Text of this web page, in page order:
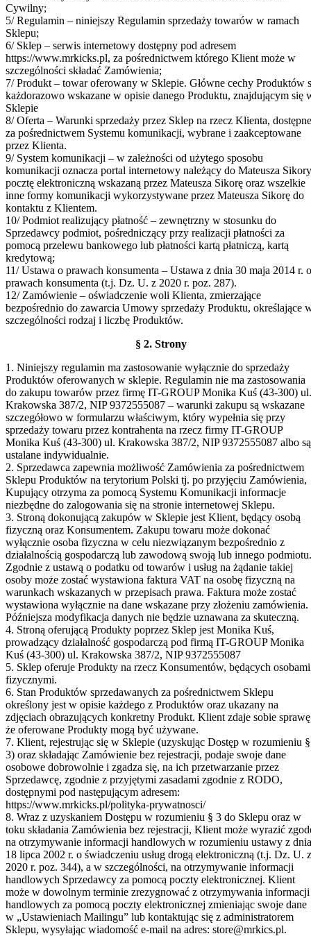
Cywilny;
5/ Regulamin – niniejszy Regulamin sprzedaży towarów w ramach
Sklepu;
6/ Sklep – serwis internetowy dostępny pod adresem
https://www.mrkicks.pl, za pośrednictwem którego Klient może w
szczególności składać Zamówienia;
7/ Produkt – towar oferowany w Sklepie. Główne cechy Produktów
każdorazowo wskazane w opisie danego Produktu, znajdującym się
Sklepie
8/ Oferta – Warunki sprzedaży przez Sklep na rzecz Klienta, dostępne
za pośrednictwem Systemu komunikacji, wybrane i zaakceptowane
przez Klienta.
9/ System komunikacji – w zależności od użytego sposobu
komunikacji oznacza portal internetowy należący do Mateusza
pocztę elektroniczną wskazaną przez Mateusza Sikorę oraz wszelkie
inne formy komunikacji wykorzystywane przez Mateusza Sikorę do
kontaktu z Klientem.
10/ Podmiot realizujący płatność – zewnętrzny w stosunku do
Sprzedawcy podmiot, pośredniczący przy realizacji płatności za
pomocą przelewu bankowego lub płatności kartą płatniczą, kartą
kredytową;
11/ Ustawa o prawach konsumenta – Ustawa z dnia 30 maja 2014 r. o
prawach konsumenta (t.j. Dz. U. z 2020 r. poz. 287).
12/ Zamówienie – oświadczenie woli Klienta, zmierzające
bezpośrednio do zawarcia Umowy sprzedaży Produktu, określające
szczególności rodzaj i liczbę Produktów.
§ 2. Strony
1. Niniejszy regulamin ma zastosowanie wyłącznie do sprzedaży
Produktów oferowanych w sklepie. Regulamin nie ma zastosowania
do zakupu towarów przez firmę IT-GROUP Monika Kuś (43-300) ul.
Krakowska 387/2, NIP 9372555087 – warunki zakupu są wskazane
szczegółowo w formularzu właściwym, który wypełnia się przy
sprzedaży towaru przez kontrahenta na rzecz firmy IT-GROUP
Monika Kuś (43-300) ul. Krakowska 387/2, NIP 9372555087 albo są
ustalane indywidualnie.
2. Sprzedawca zapewnia możliwość Zamówienia za pośrednictwem
Sklepu Produktów na terytorium Polski tj. po przyjęciu Zamówienia,
Kupujący otrzyma za pomocą Systemu Komunikacji informacje
niezbędne do zalogowania się na stronie internetowej Sklepu.
3. Stroną dokonującą zakupów w Sklepie jest Klient, będący osobą
fizyczną oraz Konsumentem. Zakupu towaru może dokonać
wyłącznie osoba fizyczna w celu niezwiązanym bezpośrednio z
działalnością gospodarczą lub zawodową swoją lub innego podmiotu.
Zgodnie z ustawą o podatku od towarów i usług na żądanie takiej
osoby może zostać wystawiona faktura VAT na osobę fizyczną na
warunkach wskazanych w przepisach prawa. Faktura może zostać
wystawiona wyłącznie na dane wskazane przy złożeniu zamówienia.
Późniejsza modyfikacja danych nie będzie uznawana za skuteczną.
4. Stroną oferującą Produkty poprzez Sklep jest Monika Kuś,
prowadzący działalność gospodarczą pod firmą IT-GROUP Monika
Kuś (43-300) ul. Krakowska 387/2, NIP 9372555087
5. Sklep oferuje Produkty na rzecz Konsumentów, będących osobami
fizycznymi.
6. Stan Produktów sprzedawanych za pośrednictwem Sklepu
określony jest w opisie każdego z Produktów oraz ukazany na
zdjęciach obrazujących konkretny Produkt. Klient zdaje sobie
że oferowane Produkty mogą być używane.
7. Klient, rejestrując się w Sklepie (uzyskując Dostęp w rozumieniu §
3) oraz składając Zamówienie bez rejestracji, podaje swoje dane
osobowe dobrowolnie i zgadza się, na ich przetwarzanie przez
Sprzedawcę, zgodnie z przyjętymi zasadami zgodnie z RODO,
dostępnymi pod następującym adresem:
https://www.mrkicks.pl/polityka-prywatnosci/
8. Wraz z uzyskaniem Dostępu w rozumieniu § 3 do Sklepu oraz w
toku składania Zamówienia bez rejestracji, Klient może wyrazić
na otrzymywanie informacji handlowych w rozumieniu ustawy z dnia
18 lipca 2002 r. o świadczeniu usług drogą elektroniczną (t.j. Dz. U. z
2020 r. poz. 344), a w szczególności, na otrzymywanie informacji
handlowych Sprzedawcy za pomocą poczty elektronicznej. Klient
może w dowolnym terminie zrezygnować z otrzymywania informacji
handlowych za pomocą poczty elektronicznej zmieniając swoje dane
w „Ustawieniach Mailingu” lub kontaktując się z administratorem
Sklepu, wysyłając wiadomość e-mail na adres: store@mrkics.pl.